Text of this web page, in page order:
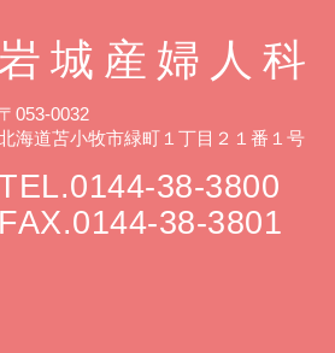
岩城産婦人科
〒053-0032
海道苫小牧市緑町１丁目２１番１号
38-3800
FAX.0144-38-3801